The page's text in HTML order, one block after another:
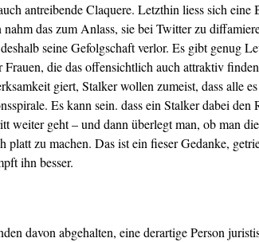
antreibende Claquere. Letzthin liess sich eine
das zum Anlass, sie bei Twitter zu
seine Gefolgschaft verlor. Es gibt genug
Frauen, die das offensichtlich auch attraktiv
giert, Stalker wollen zumeist, dass alle
Es kann sein. dass ein Stalker dabei den
weiter geht – und dann überlegt man, ob man
platt zu machen. Das ist ein fieser Gedanke,
ihn besser.
davon abgehalten, eine derartige Person